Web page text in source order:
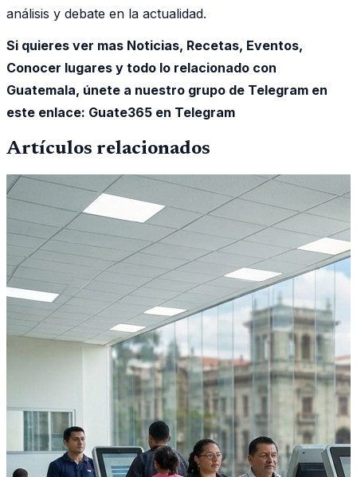
análisis y debate en la actualidad.
Si quieres ver mas Noticias, Recetas, Eventos,
Conocer lugares y todo lo relacionado con
Guatemala, únete a nuestro grupo de Telegram en
este enlace: Guate365 en Telegram
Artículos relacionados